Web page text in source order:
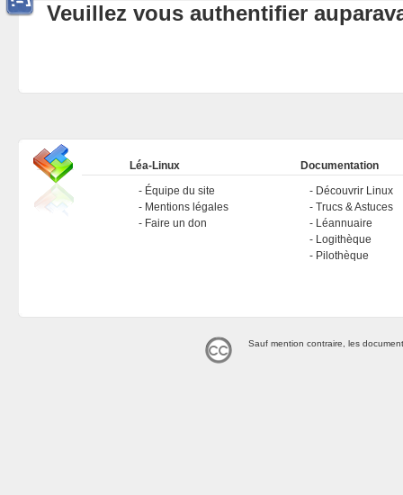
Veuillez vous authentifier
Léa-Linux
Équipe du site
Mentions légales
Faire un don
Documentation
Découvrir Linux
Trucs & Astuces
Léannuaire
Logithèque
Pilothèque
Sauf mention contraire, les